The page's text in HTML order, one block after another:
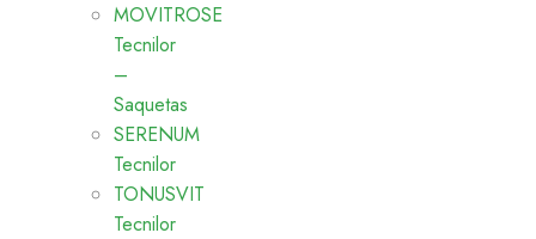
MOVITROSE
Tecnilor
–
Saquetas
SERENUM
Tecnilor
TONUSVIT
Tecnilor